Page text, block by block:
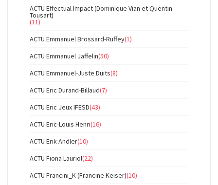
ACTU Effectual Impact (Dominique Vian et Quentin
Tousart)
(11)
ACTU Emmanuel Brossard-Ruffey(1)
ACTU Emmanuel Jaffelin(50)
ACTU Emmanuel-Juste Duits(8)
ACTU Eric Durand-Billaud(7)
ACTU Eric Jeux IFESD(43)
ACTU Eric-Louis Henri(16)
ACTU Erik Andler(10)
ACTU Fiona Lauriol(22)
ACTU Francini_K (Francine Keiser)(10)